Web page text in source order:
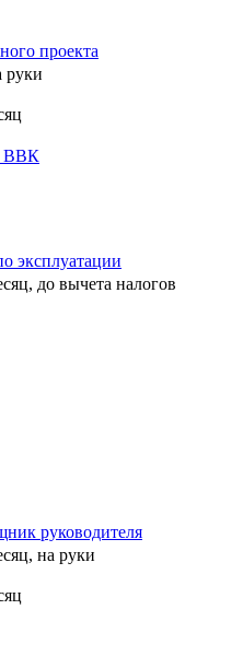
проекта
руки
ВВК
эксплуатации
до вычета налогов
руководителя
на руки